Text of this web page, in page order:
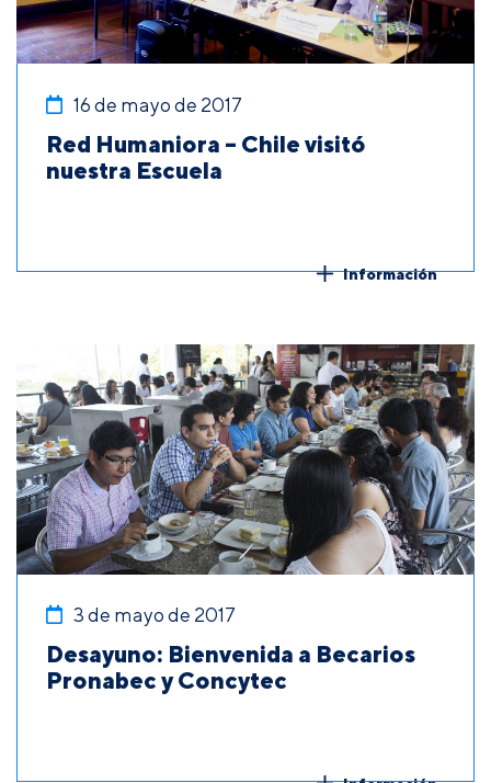
16 de mayo de 2017
Red Humaniora – Chile visitó
nuestra Escuela
Información
3 de mayo de 2017
Desayuno: Bienvenida a Becarios
Pronabec y Concytec